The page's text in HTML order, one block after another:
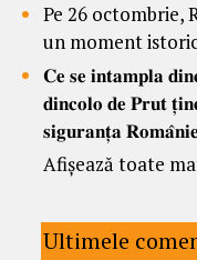
Pe 26 octombrie,
un moment
𝐂𝐞 𝐬𝐞 𝐢𝐧𝐭𝐚𝐦𝐩𝐥𝐚
𝐝𝐢𝐧𝐜𝐨𝐥𝐨 𝐝𝐞 𝐏𝐫𝐮𝐭
𝐬𝐢𝐠𝐮𝐫𝐚𝐧𝐭̦𝐚
Afișează toate
Ultimele